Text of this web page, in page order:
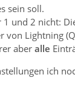
sein soll.
und 2 nicht:
von Lightning
aber alle
ich